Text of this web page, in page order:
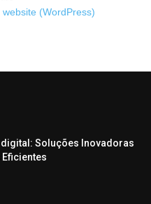
Soluções Inovadoras